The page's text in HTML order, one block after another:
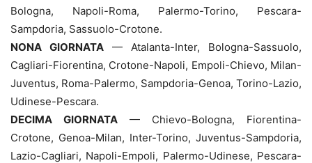
Bologna, Napoli-Roma, Palermo-Torino, Pescara-
Sampdoria, Sassuolo-Crotone.
NONA GIORNATA — Atalanta-Inter, Bologna-Sassuolo,
Cagliari-Fiorentina, Crotone-Napoli, Empoli-Chievo, Milan-
Juventus, Roma-Palermo, Sampdoria-Genoa, Torino-Lazio,
Udinese-Pescara.
DECIMA GIORNATA — Chievo-Bologna, Fiorentina-
Crotone, Genoa-Milan, Inter-Torino, Juventus-Sampdoria,
Lazio-Cagliari, Napoli-Empoli, Palermo-Udinese, Pescara-